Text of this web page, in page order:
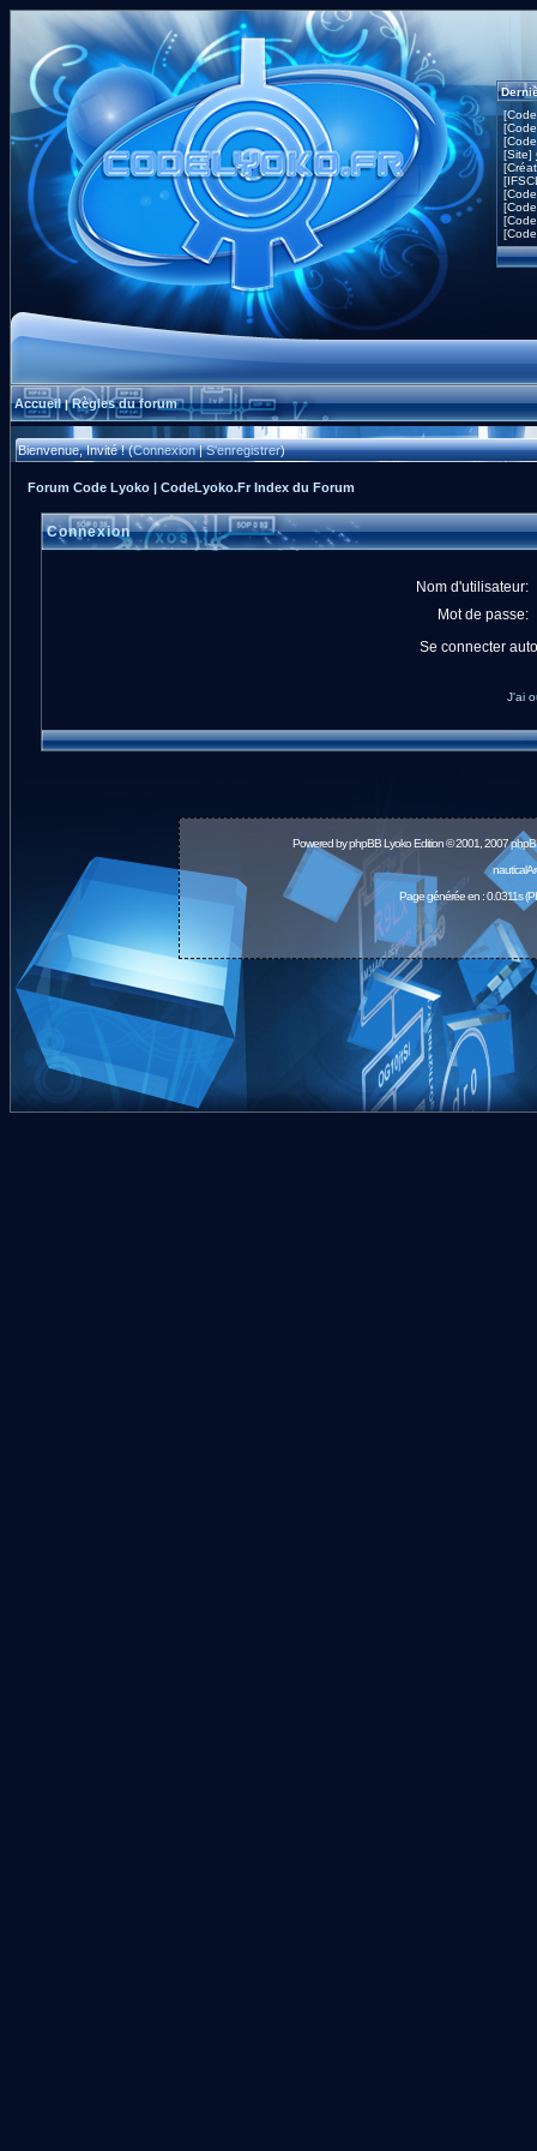
[Site]
Accueil|Règles du forum
Bienvenue, Invité ! (Connexion|S'enregistrer)
Forum Code Lyoko | CodeLyoko.Fr Index du Forum
Connexion
Nom d'utilisateur:
Mot de passe:
Se connecter
J'ai
Powered byphpBBLyoko Edition © 2001, 2007
Page générée en : 0.0311s